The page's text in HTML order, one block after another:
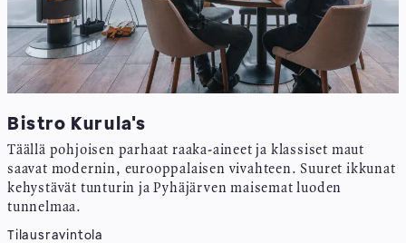
Bistro Kurula's
Täällä pohjoisen parhaat raaka-aineet ja klassiset maut
saavat modernin, eurooppalaisen vivahteen. Suuret ikkunat
kehystävät tunturin ja Pyhäjärven maisemat luoden
tunnelmaa.
Tilausravintola